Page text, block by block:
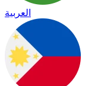
العربية